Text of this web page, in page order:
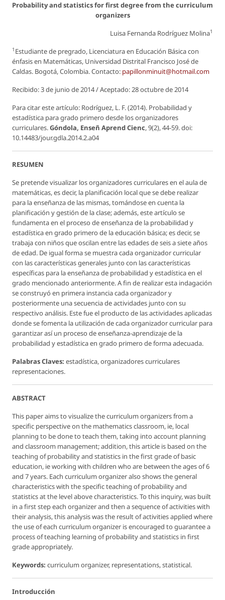
Probability and statistics for first degree from the curriculum
organizers
Luisa Fernanda Rodríguez Molina1
1 Estudiante de pregrado, Licenciatura en Educación Básica con
énfasis en Matemáticas, Universidad Distrital Francisco José de
Caldas. Bogotá, Colombia. Contacto: papillonminuit@hotmail.com
Recibido: 3 de junio de 2014 / Aceptado: 28 octubre de 2014
Para citar este artículo: Rodríguez, L. F. (2014). Probabilidad y
estadística para grado primero desde los organizadores
curriculares.Góndola, Enseñ Aprend Cienc, 9(2), 44-59. doi:
10.14483/jour.gdla.2014.2.a04
RESUMEN
Se pretende visualizar los organizadores curriculares en el aula de
matemáticas, es decir, la planificación local que se debe realizar
para la enseñanza de las mismas, tomándose en cuenta la
planificación y gestión de la clase; además, este artículo se
fundamenta en el proceso de enseñanza de la probabilidad y
estadística en grado primero de la educación básica; es decir, se
trabaja con niños que oscilan entre las edades de seis a siete años
de edad. De igual forma se muestra cada organizador curricular
con las características generales junto con las características
específicas para la enseñanza de probabilidad y estadística en el
grado mencionado anteriormente. A fin de realizar esta indagación
se construyó en primera instancia cada organizador y
posteriormente una secuencia de actividades junto con su
respectivo análisis. Este fue el producto de las actividades aplicadas
donde se fomenta la utilización de cada organizador curricular para
garantizar así un proceso de enseñanza-aprendizaje de la
probabilidad y estadística en grado primero de forma adecuada.
Palabras Claves: estadística, organizadores curriculares
representaciones.
ABSTRACT
This paper aims to visualize the curriculum organizers from a
specific perspective on the mathematics classroom, ie, local
planning to be done to teach them, taking into account planning
and classroom management; addition, this article is based on the
teaching of probability and statistics in the first grade of basic
education, ie working with children who are between the ages of 6
and 7 years. Each curriculum organizer also shows the general
characteristics with the specific teaching of probability and
statistics at the level above characteristics. To this inquiry, was built
in a first step each organizer and then a sequence of activities with
their analysis, this analysis was the result of activities applied where
the use of each curriculum organizer is encouraged to guarantee a
process of teaching learning of probability and statistics in first
grade appropriately.
Keywords: curriculum organizer, representations, statistical.
Introducción